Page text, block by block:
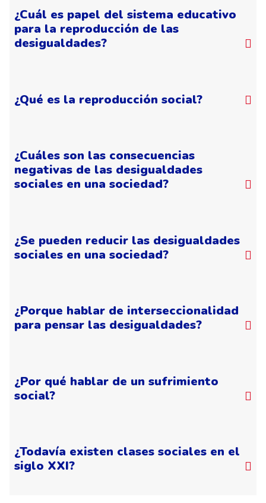
¿Cuál es papel del sistema educativo
para la reproducción de las
desigualdades?
¿Qué es la reproducción social?
¿Cuáles son las consecuencias
negativas de las desigualdades
sociales en una sociedad?
¿Se pueden reducir las desigualdades
sociales en una sociedad?
¿Porque hablar de interseccionalidad
para pensar las desigualdades?
¿Por qué hablar de un sufrimiento
social?
¿Todavía existen clases sociales en el
siglo XXI?